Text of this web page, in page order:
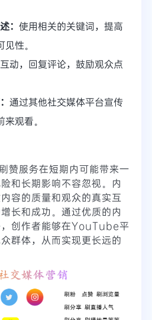
： 使用相关的关键词，提高
性。
动，回复评论，鼓励观众点
通过其他社交媒体平台宣传
观看。
赞服务在短期内可能带来一
和长期影响不容忽视。内
容的质量和观众的真实互
长和成功。通过优质的内
创作者能够在YouTube平
群体，从而实现更长远的